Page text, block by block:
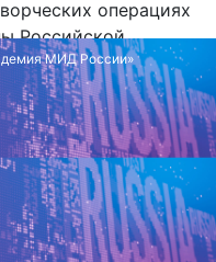
операциях
Российской
МИД России»